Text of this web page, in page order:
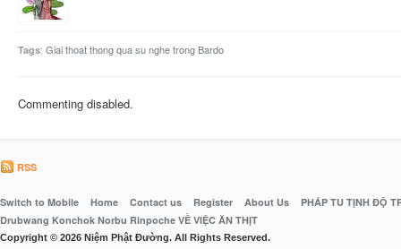
Tags: Giai thoat thong qua su nghe trong Bardo
Commenting disabled.
RSS
Switch to Mobile Home Contact us Register About Us
PHÁP TU TỊNH ĐỘ
Drubwang Konchok Norbu Rinpoche VỀ VIỆC ĂN THỊT
Copyright © 2026 Niệm Phật Đường. All Rights Reserved.